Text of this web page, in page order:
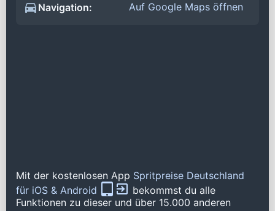
Navigation:
Auf Google Maps öffnen
Mit der kostenlosen App Spritpreise Deutschland
für iOS & Android
bekommst du alle
Funktionen zu dieser und über 15.000 anderen